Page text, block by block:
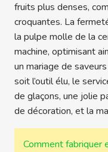
fruits plus denses,
croquantes. La
la pulpe molle de la
machine, optimisant
un mariage de
soit l’outil élu, le
de glaçons, une jolie
de décoration, et la
Comment fabriquer